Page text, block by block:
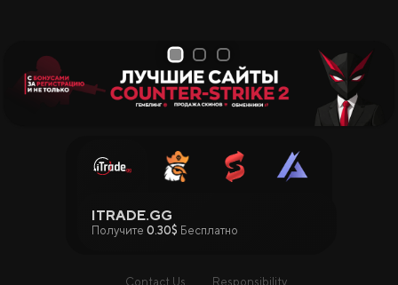
1 2 3
ITRADE.GG
Получите 0.30$ Бесплатно
Contact Us Responsibility